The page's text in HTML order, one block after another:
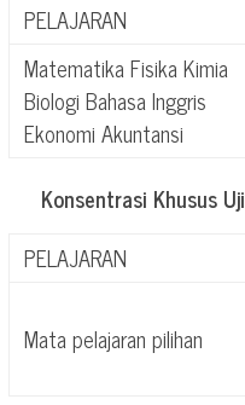
PELAJARAN
Matematika Fisika Kimia
Biologi Bahasa Inggris
Ekonomi Akuntansi
Konsentrasi Khusus
PELAJARAN
Mata pelajaran pilihan